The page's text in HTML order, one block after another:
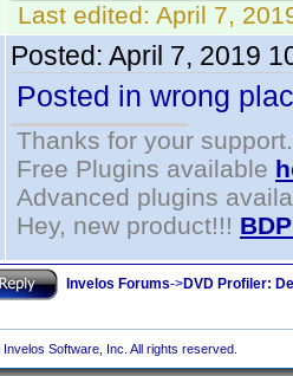
Last edited: April 7,
Posted: April 7, 2019
Posted in wrong
Thanks for your support.
Free Plugins available
Advanced plugins
Hey, new product!!!
Invelos Forums->DVD Profiler:
Software, Inc. All rights reserved.